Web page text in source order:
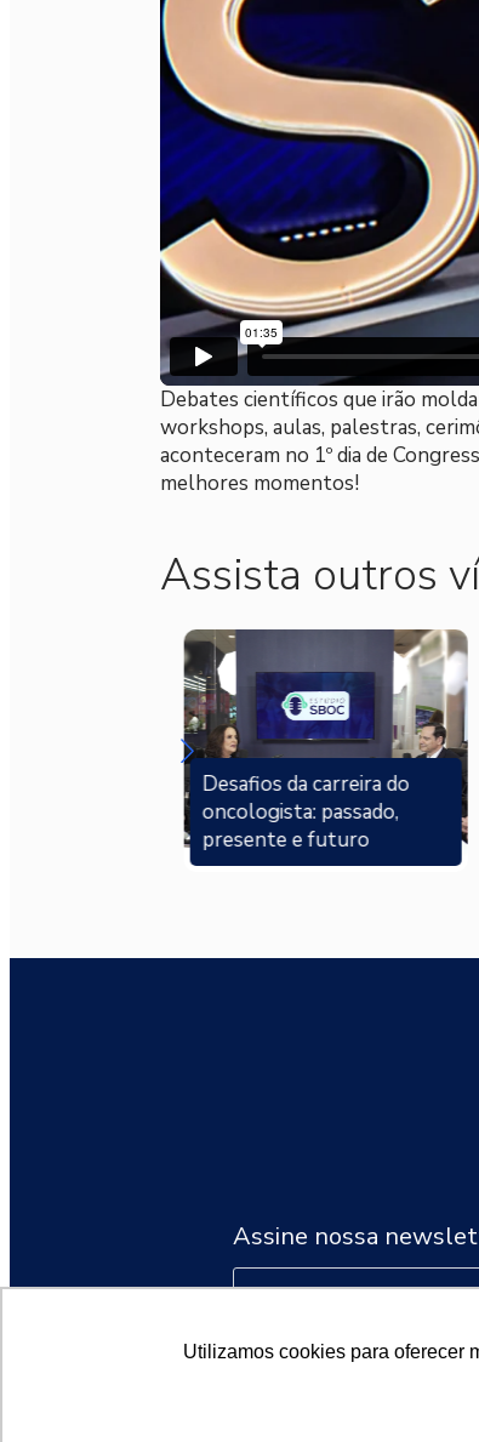
Utilizamos cookies para oferecer
Debates científicos que irão
workshops, aulas, palestras,
aconteceram no 1º dia de
melhores momentos!
Assista outros
Desafios da carreira do
oncologista: passado,
presente e futuro
Assine nossa